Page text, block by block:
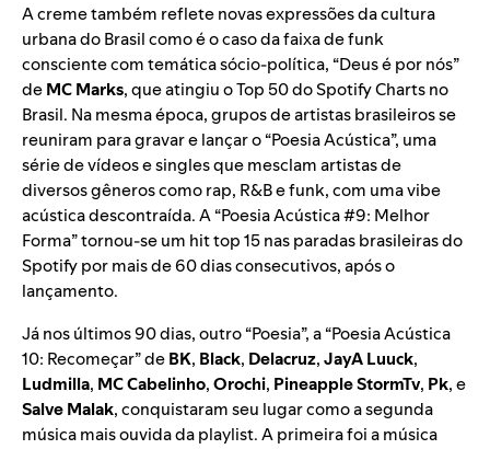
A creme também reflete novas expressões da cultura
urbana do Brasil como é o caso da faixa de funk
consciente com temática sócio-política, “Deus é por nós”
deMC Marks, que atingiu o Top 50 do Spotify Charts no
Brasil. Na mesma época, grupos de artistas brasileiros se
reuniram para gravar e lançar o “Poesia Acústica”, uma
série de vídeos e singles que mesclam artistas de
diversos gêneros como rap, R&B e funk, com uma vibe
acústica descontraída. A “Poesia Acústica #9: Melhor
Forma” tornou-se um hit top 15 nas paradas brasileiras do
Spotify por mais de 60 dias consecutivos, após o
lançamento.
Já nos últimos 90 dias, outro “Poesia”, a “Poesia Acústica
10: Recomeçar” deBK, Black, Delacruz,JayA Luuck,
Ludmilla, MC Cabelinho,Orochi, PineappleStormTv, Pk, e
Salve Malak, conquistaram seu lugar como a segunda
música mais ouvida da playlist. A primeira foi a música